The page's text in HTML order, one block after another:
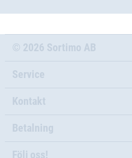
© 2026 Sortimo AB
Service
Kontakt
Betalning
Följ oss!